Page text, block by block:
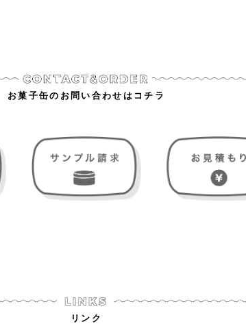
お菓子缶のお問い合わせはコチラ
リンク